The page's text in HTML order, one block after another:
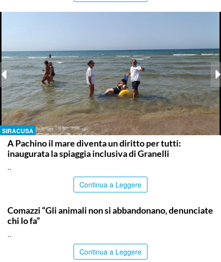
SIRACUSA
A Pachino il mare diventa un diritto per tutti:
inaugurata la spiaggia inclusiva di Granelli
..
Continua a Leggere
Comazzi “Gli animali non si abbandonano, denunciate
chi lo fa”
..
Continua a Leggere